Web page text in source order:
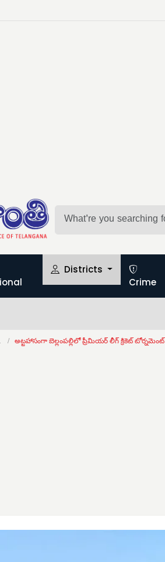
Districts
Crime
అట్టహాసంగా బెల్లంపల్లిలో ప్రీమియర్ లీగ్ క్రికెట్ టోర్నమెంట్